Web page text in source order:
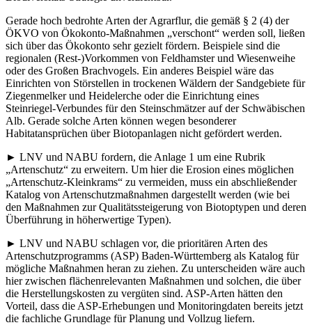
Gerade hoch bedrohte Arten der Agrarflur, die gemäß § 2 (4) der
ÖKVO von Ökokonto-Maßnahmen „verschont“ werden soll, ließen
sich über das Ökokonto sehr gezielt fördern. Beispiele sind die
regionalen (Rest-)Vorkommen von Feldhamster und Wiesenweihe
oder des Großen Brachvogels. Ein anderes Beispiel wäre das
Einrichten von Störstellen in trockenen Wäldern der Sandgebiete für
Ziegenmelker und Heidelerche oder die Einrichtung eines
Steinriegel-Verbundes für den Steinschmätzer auf der Schwäbischen
Alb. Gerade solche Arten können wegen besonderer
Habitatansprüchen über Biotopanlagen nicht gefördert werden.
► LNV und NABU fordern, die Anlage 1 um eine Rubrik
„Artenschutz“ zu erweitern. Um hier die Erosion eines möglichen
„Artenschutz-Kleinkrams“ zu vermeiden, muss ein abschließender
Katalog von Artenschutzmaßnahmen dargestellt werden (wie bei
den Maßnahmen zur Qualitätssteigerung von Biotoptypen und deren
Überführung in höherwertige Typen).
► LNV und NABU schlagen vor, die prioritären Arten des
Artenschutzprogramms (ASP) Baden-Württemberg als Katalog für
mögliche Maßnahmen heran zu ziehen. Zu unterscheiden wäre auch
hier zwischen flächenrelevanten Maßnahmen und solchen, die über
die Herstellungskosten zu vergüten sind. ASP-Arten hätten den
Vorteil, dass die ASP-Erhebungen und Monitoringdaten bereits jetzt
die fachliche Grundlage für Planung und Vollzug liefern.